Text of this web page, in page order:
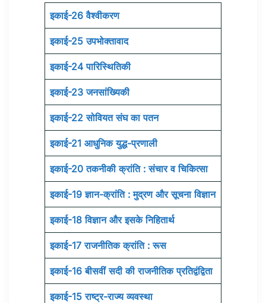
इकाई-26 वैश्वीकरण
इकाई-25 उपभोक्तावाद
इकाई-24 पारिस्थितिकी
इकाई-23 जनसांख्यिकी
इकाई-22 सोवियत संघ का पतन
इकाई-21 आधुनिक युद्ध-प्रणाली
इकाई-20 तकनीकी क्रांति : संचार व चिकित्सा
इकाई-19 ज्ञान-क्रांति : मुद्रण और सूचना विज्ञान
इकाई-18 विज्ञान और इसके निहितार्थ
इकाई-17 राजनीतिक क्रांति : रूस
इकाई-16 बीसवीं सदी की राजनीतिक प्रतिद्वंद्विता
इकाई-15 राष्ट्र-राज्य व्यवस्था